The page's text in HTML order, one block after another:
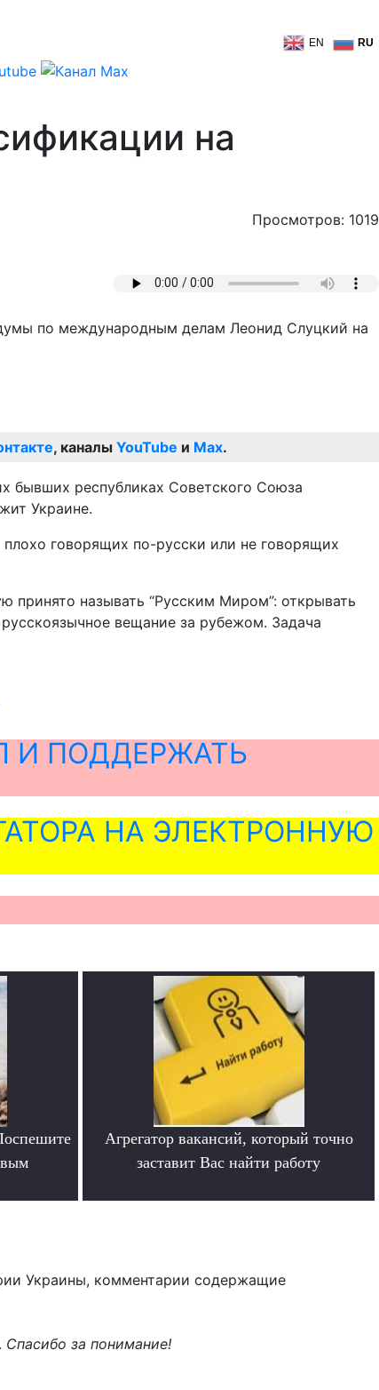
EN RU
на
Просмотров: 1019
по международным делам Леонид Слуцкий на
, каналы YouTube и Max.
бывших республиках Советского Союза
Украине.
говорящих по-русски или не говорящих
называть “Русским Миром”: открывать
вещание за рубежом. Задача
И ПОДДЕРЖАТЬ
НА ЭЛЕКТРОННУЮ
Агрегатор вакансий, который точно
заставит Вас найти работу
Украины, комментарии содержащие
Спасибо за понимание!